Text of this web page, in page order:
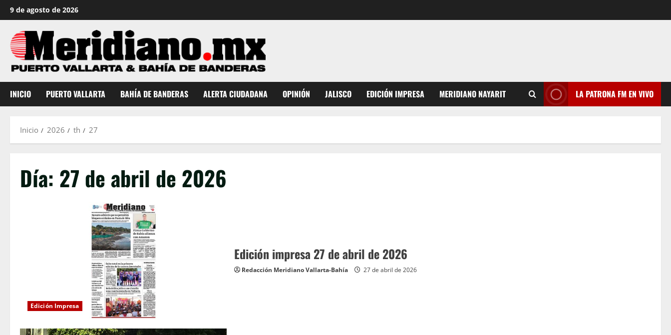
Saltar
al
contenido
9 de agosto de 2026
INICIO PUERTO VALLARTA BAHÍA DE BANDERAS ALERTA CIUDADANA OPINIÓN JALISCO EDICIÓN IMPRESA MERIDIANO NAYARIT LA PATRONA FM EN VIVO
Inicio 2026 th 27
Día: 27 de abril de 2026
Edición Impresa
Edición impresa 27 de abril de 2026
Redacción Meridiano Vallarta-Bahía 27 de abril de 2026